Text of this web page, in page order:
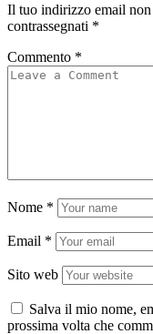
Il tuo indirizzo email non
contrassegnati *
Commento *
Nome *
Email *
Sito web
Salva il mio nome,
prossima volta che